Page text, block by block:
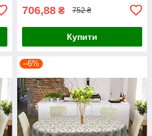
706,88 ₴ 752 ₴
Купити
–6%